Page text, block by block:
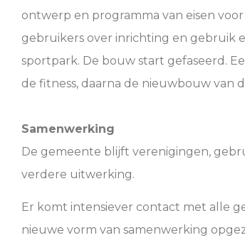
ontwerp en programma van eisen
gebruikers over inrichting en gebruik
sportpark. De bouw start gefaseerd.
de fitness, daarna de nieuwbouw van
Samenwerking
De gemeente blijft verenigingen,
verdere uitwerking.
Er komt intensiever contact met alle
nieuwe vorm van samenwerking